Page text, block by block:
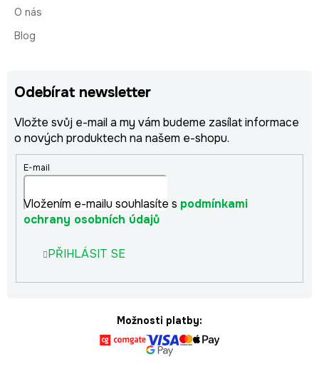
O nás
Blog
Odebírat newsletter
Vložte svůj e-mail a my vám budeme zasílat informace
o nových produktech na našem e-shopu.
E-mail
Vložením e-mailu souhlasíte s podmínkami
ochrany osobních údajů
PŘIHLÁSIT SE
Možnosti platby: